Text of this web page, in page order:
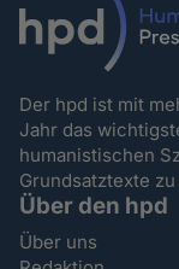
Der hpd ist mit
Jahr das
humanistischen
Grundsatztexte
Über den hpd
Über uns